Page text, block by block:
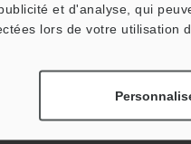
et d'analyse, qui
lors de votre utilisation